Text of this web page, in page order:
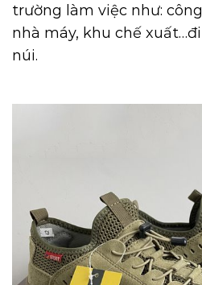
trường làm việc như:
nhà máy, khu chế
núi.